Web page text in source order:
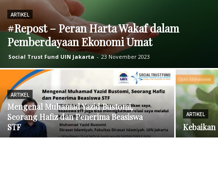
ARTIKEL
#Repost – Peran Harta Wakaf dalam
Pemberdayaan Ekonomi Umat
Social Trust Fund UIN Jakarta - 23 November 2023
ARTIKEL
Mengenal Muhamad Yazid Bustomi,
Seorang Hafiz dan Penerima Beasiswa
STF
ARTIKEL